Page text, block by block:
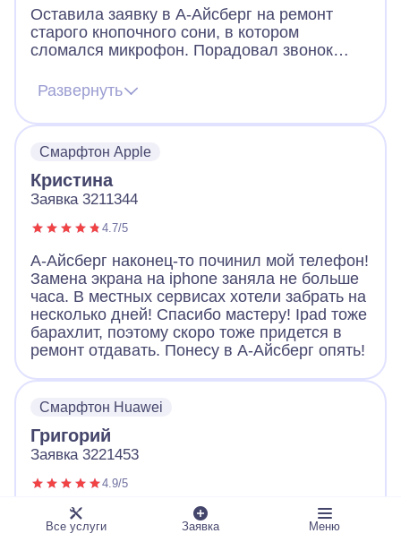
Оставила заявку в А-Айсберг на ремонт
старого кнопочного сони, в котором
сломался микрофон. Порадовал звонок
назначил мастера, договорились, что он
приедет вечером того же дня. Так и
случилось. Мастер разобрал телефон, что-
Большое спасибо!
Развернуть
Смарфтон Apple
Кристина
Заявка 3211344
4.7/5
А-Айсберг наконец-то починил мой телефон!
Замена экрана на iphone заняла не больше
часа. В местных сервисах хотели забрать на
несколько дней! Спасибо мастеру! Ipad тоже
барахлит, поэтому скоро тоже придется в
ремонт отдавать. Понесу в А-Айсберг опять!
Смарфтон Huawei
Григорий
Заявка 3221453
4.9/5
Обращался с неисправным телефоном в А-
Айсберг. Оператор вежливо выслушал и
Все услуги Заявка Меню